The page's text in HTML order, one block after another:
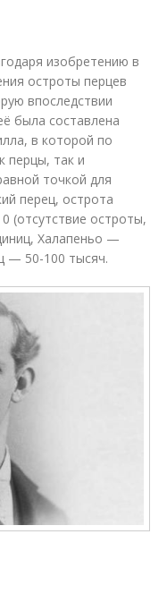
изобретению в
остроты перцев
впоследствии
была составлена
в которой по
перцы, так и
точкой для
перец, острота
(отсутствие остроты,
Халапеньо —
— 50-100 тысяч.